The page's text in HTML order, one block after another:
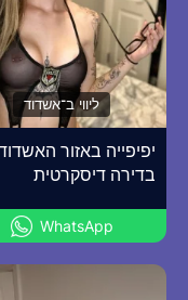
ליווי ב־אשדוד
יפיפייה באזור
בדירה דיסקרטית
WhatsApp